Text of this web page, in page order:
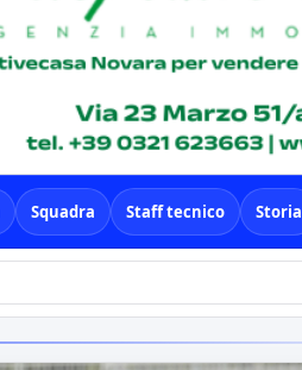
Squadra Staff tecnico Storia